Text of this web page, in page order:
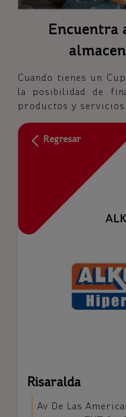
Encuentra
Cuando tienes un
la posibilidad de
productos y servicios.
Regresar
Risaralda
Av De Las